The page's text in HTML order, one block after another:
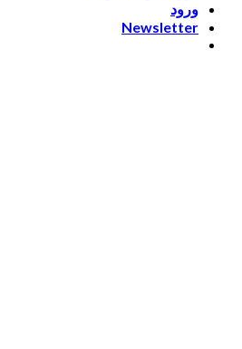
ورود
Newsletter